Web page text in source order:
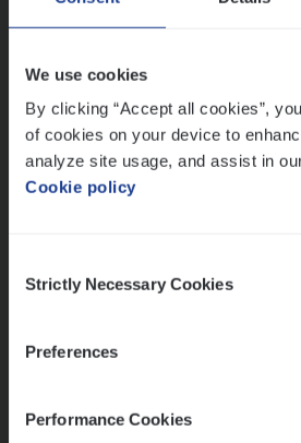
We use cookies
By clicking “Accept all cookies”,
of cookies on your device to
analyze site usage, and assist in
Cookie policy
Selection
Strictly Necessary Cookies
Preferences
Performance Cookies
Lees onze verhalen
Meer dan collega’s: hoe Julie en
versterken
Mathias houdt van diepgaande